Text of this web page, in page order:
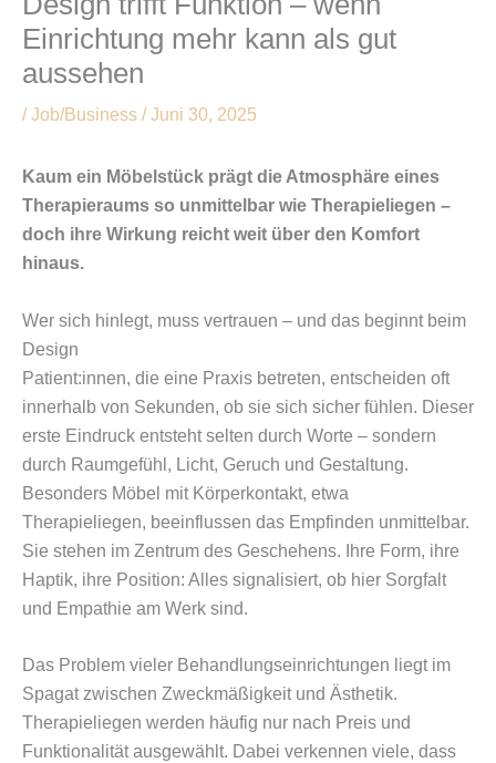
Einrichtung mehr kann als gut
aussehen
/Job/Business /Juni 30, 2025
Kaum ein Möbelstück prägt die Atmosphäre eines
Therapieraums so unmittelbar wie Therapieliegen –
doch ihre Wirkung reicht weit über den Komfort
hinaus.
Wer sich hinlegt, muss vertrauen – und das beginnt beim
Design
Patient:innen, die eine Praxis betreten, entscheiden oft
innerhalb von Sekunden, ob sie sich sicher fühlen. Dieser
erste Eindruck entsteht selten durch Worte – sondern
durch Raumgefühl, Licht, Geruch und Gestaltung.
Besonders Möbel mit Körperkontakt, etwa
Therapieliegen, beeinflussen das Empfinden unmittelbar.
Sie stehen im Zentrum des Geschehens. Ihre Form, ihre
Haptik, ihre Position: Alles signalisiert, ob hier Sorgfalt
und Empathie am Werk sind.
Das Problem vieler Behandlungseinrichtungen liegt im
Spagat zwischen Zweckmäßigkeit und Ästhetik.
Therapieliegen werden häufig nur nach Preis und
Funktionalität ausgewählt. Dabei verkennen viele, dass